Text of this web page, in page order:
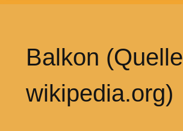
Balkon (Quelle
wikipedia.org)